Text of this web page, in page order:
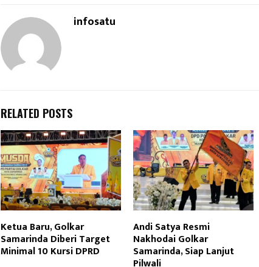
infosatu
RELATED POSTS
Ketua Baru, Golkar
Samarinda Diberi Target
Minimal 10 Kursi DPRD
Andi Satya Resmi
Nakhodai Golkar
Samarinda, Siap Lanjut
Pilwali